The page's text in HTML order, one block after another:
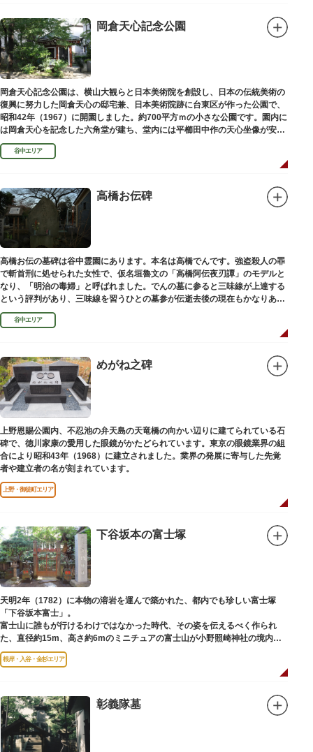
岡倉天心記念公園
岡倉天心記念公園は、横山大観らと日本美術院を創設し、日本の伝統美術の
復興に努力した岡倉天心の邸宅兼、日本美術院跡に台東区が作った公園で、
昭和42年（1967）に開園しました。約700平方ｍの小さな公園です。園内に
は岡倉天心を記念した六角堂が建ち、堂内には平櫛田中作の天心坐像が安置
されています。
谷中エリア
高橋お伝碑
高橋お伝の墓碑は谷中霊園にあります。本名は高橋でんです。強盗殺人の罪
で斬首刑に処せられた女性で、仮名垣魯文の「高橋阿伝夜刃譚」のモデルと
なり、「明治の毒婦」と呼ばれました。でんの墓に参ると三味線が上達する
という評判があり、三味線を習うひとの墓参が伝逝去後の現在もかなりある
といわれています。
谷中エリア
めがね之碑
上野恩賜公園内、不忍池の弁天島の天竜橋の向かい辺りに建てられている石
碑で、徳川家康の愛用した眼鏡がかたどられています。東京の眼鏡業界の組
合により昭和43年（1968）に建立されました。業界の発展に寄与した先覚
者や建立者の名が刻まれています。
上野・御徒町エリア
下谷坂本の富士塚
天明2年（1782）に本物の溶岩を運んで築かれた、都内でも珍しい富士塚
「下谷坂本富士」。
富士山に誰もが行けるわけではなかった時代、その姿を伝えるべく作られ
た、直径約15m、高さ約6mのミニチュアの富士山が小野照崎神社の境内に
あります。
一合目から順に十合目まで記されており、南無妙法と書かれた石碑や修験道
形民俗文化財に指定されています。
富士山に合わせて、お山開きが行われ、6月30日と1日には富士塚に登ること
ができます。
根岸・入谷・金杉エリア
彰義隊墓